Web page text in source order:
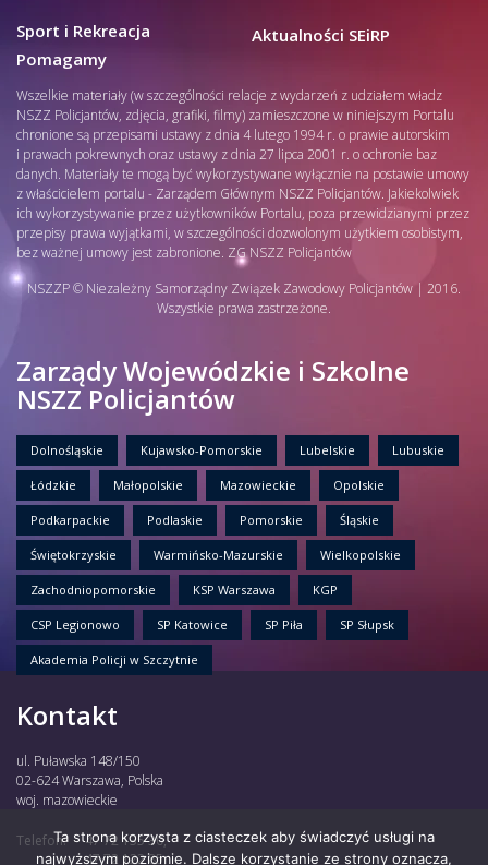
Sport i Rekreacja
Pomagamy
Aktualności SEiRP
Wszelkie materiały (w szczególności relacje z wydarzeń z udziałem władz
NSZZ Policjantów, zdjęcia, grafiki, filmy) zamieszczone w niniejszym Portalu
chronione są przepisami ustawy z dnia 4 lutego 1994 r. o prawie autorskim
i prawach pokrewnych oraz ustawy z dnia 27 lipca 2001 r. o ochronie baz
danych. Materiały te mogą być wykorzystywane wyłącznie na postawie umowy
z właścicielem portalu - Zarządem Głównym NSZZ Policjantów. Jakiekolwiek
ich wykorzystywanie przez użytkowników Portalu, poza przewidzianymi przez
przepisy prawa wyjątkami, w szczególności dozwolonym użytkiem osobistym,
bez ważnej umowy jest zabronione. ZG NSZZ Policjantów
NSZZP © Niezależny Samorządny Związek Zawodowy Policjantów | 2016.
Wszystkie prawa zastrzeżone.
Zarządy Wojewódzkie i Szkolne
NSZZ Policjantów
Dolnośląskie Kujawsko-Pomorskie Lubelskie Lubuskie
Łódzkie Małopolskie Mazowieckie Opolskie
Podkarpackie Podlaskie Pomorskie Śląskie
Świętokrzyskie Warmińsko-Mazurskie Wielkopolskie
Zachodniopomorskie KSP Warszawa KGP
CSP Legionowo SP Katowice SP Piła SP Słupsk
Akademia Policji w Szczytnie
Kontakt
ul. Puławska 148/150
02-624 Warszawa, Polska
woj. mazowieckie
Telefon:
47 72 135 30,
47 72 122 85,
Ta strona korzysta z ciasteczek aby świadczyć usługi na
najwyższym poziomie. Dalsze korzystanie ze strony oznacza,